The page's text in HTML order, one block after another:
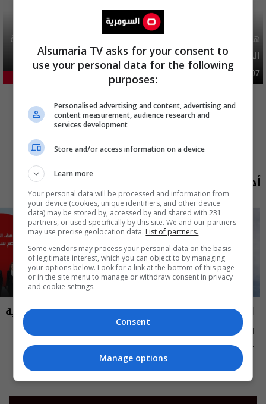
هيئة الحج تصدر قرارا يخص "لم الشمل" وتعديل استمارة قرعة
الحج
23.68% 06:40 | 2026-08-07
أحدث الحلقات
العراق في دقيقة
العراق في دقيقة 07-08-2026 | 2026
13:00 | 2026-08-07
نشرة أخبار السومرية
نشرة ٧ آب ٢٠٢٦ | 2026
Alsumaria TV asks for your consent to
use your personal data for the following
purposes:
Personalised advertising and content, advertising and
content measurement, audience research and
services development
Store and/or access information on a device
Learn more
Your personal data will be processed and information from
your device (cookies, unique identifiers, and other device
data) may be stored by, accessed by and shared with 231
partners, or used specifically by this site. We and our partners
may use precise geolocation data. List of partners.
Some vendors may process your personal data on the basis
of legitimate interest, which you can object to by managing
your options below. Look for a link at the bottom of this page
or in the site menu to manage or withdraw consent in privacy
and cookie settings.
Consent
Manage options